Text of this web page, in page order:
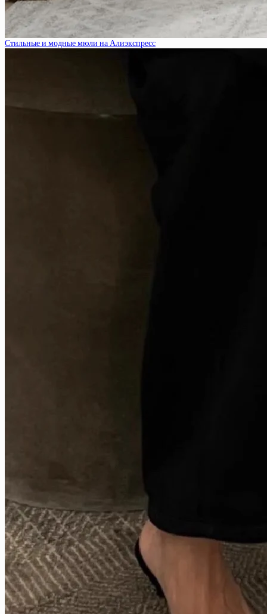
Стильные и модные мюли на Алиэкспресс